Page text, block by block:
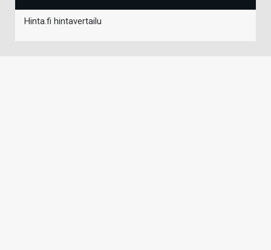
Hinta.fi hintavertailu